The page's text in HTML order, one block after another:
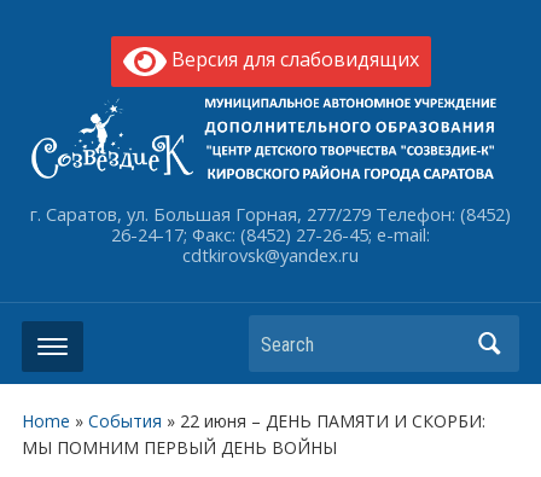
Версия для слабовидящих
г. Саратов, ул. Большая Горная, 277/279 Телефон: (8452)
26-24-17; Факс: (8452) 27-26-45; e-mail:
cdtkirovsk@yandex.ru
Search
Home » События » 22 июня – ДЕНЬ ПАМЯТИ И СКОРБИ:
МЫ ПОМНИМ ПЕРВЫЙ ДЕНЬ ВОЙНЫ